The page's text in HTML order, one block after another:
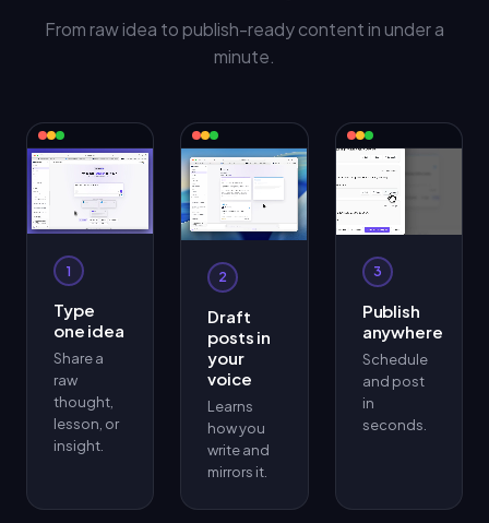
From raw idea to publish-ready content in under a
minute.
1
Type
one idea
Share a
raw
thought,
lesson, or
insight.
2
Draft
posts in
your
voice
Learns
how you
write and
mirrors it.
3
Publish
anywhere
Schedule
and post
in
seconds.